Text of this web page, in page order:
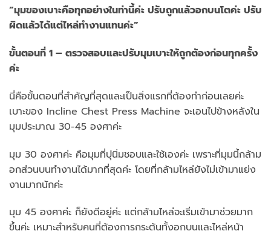
“มุมของเบาะคือทุกอย่างในท่านี้ค่ะ ปรับถูกแล้วอกบนโตค่ะ ปรับ
ผิดแล้วได้แต่ไหล่ทำงานแทนค่ะ”
ขั้นตอนที่ 1 – ตรวจสอบและปรับมุมเบาะให้ถูกต้องก่อนทุกครั้ง
ค่ะ
นี่คือขั้นตอนที่สำคัญที่สุดและเป็นสิ่งแรกที่ต้องทำก่อนเลยค่ะ
เบาะของ Incline Chest Press Machine จะเอนไปข้างหลังใน
มุมประมาณ 30-45 องศาค่ะ
มุม 30 องศาค่ะ คือมุมที่ปุนิ่มชอบและใช้เองค่ะ เพราะที่มุมนี้กล้าม
อกส่วนบนทำงานได้มากที่สุดค่ะ โดยที่กล้ามไหล่ยังไม่เข้ามาแย่ง
งานมากนักค่ะ
มุม 45 องศาค่ะ ก็ยังดีอยู่ค่ะ แต่กล้ามไหล่จะเริ่มเข้ามาช่วยมาก
ขึ้นค่ะ เหมาะสำหรับคนที่ต้องการกระตุ้นทั้งอกบนและไหล่หน้า